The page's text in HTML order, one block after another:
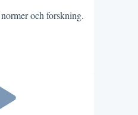
och forskning.